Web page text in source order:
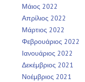
Μάιος 2022
Απρίλιος 2022
Μάρτιος 2022
Φεβρουάριος 2022
Ιανουάριος 2022
Δεκέμβριος 2021
Νοέμβριος 2021